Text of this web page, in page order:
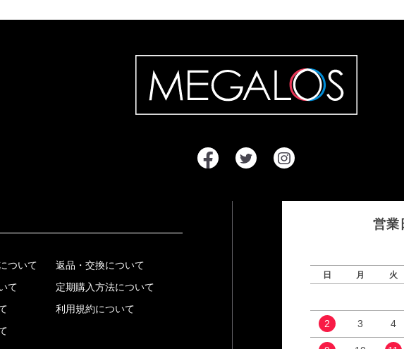
ついて
て
返品・交換について
定期購入方法について
利用規約について
営業
日 月 火
2 3 4